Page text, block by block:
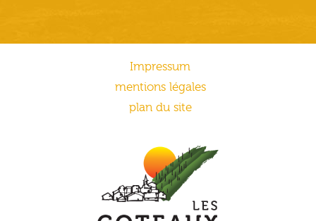
Impressum
mentions légales
plan du site